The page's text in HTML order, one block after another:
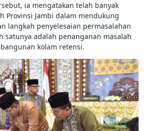
ia mengatakan telah banyak
Provinsi Jambi dalam mendukung
langkah penyelesaian permasalahan
satunya adalah penanganan masalah
kolam retensi.